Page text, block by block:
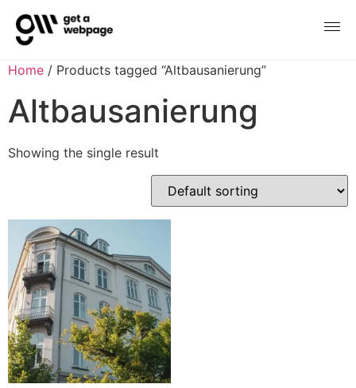
Home / Products tagged “Altbausanierung”
Altbausanierung
Showing the single result